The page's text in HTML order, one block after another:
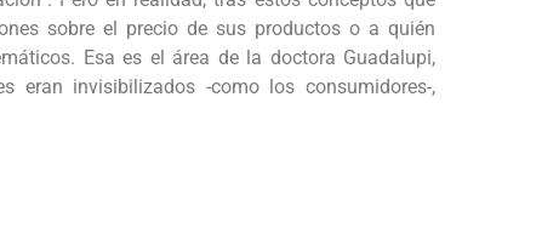
sobre el precio de sus productos o a quién
Esa es el área de la doctora Guadalupi,
invisibilizados -como los consumidores-,